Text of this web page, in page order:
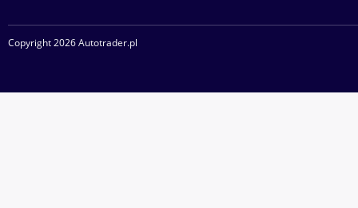
Copyright 2026 Autotrader.pl